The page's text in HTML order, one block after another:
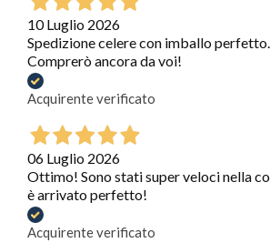
10 Luglio 2026
Spedizione celere con imballo
Comprerò ancora da voi!
Acquirente verificato
06 Luglio 2026
Ottimo! Sono stati super veloci nella
è arrivato perfetto!
Acquirente verificato